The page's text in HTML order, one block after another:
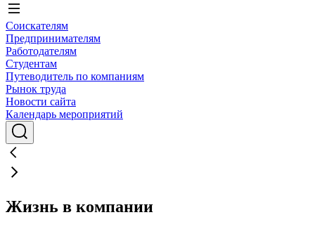
Соискателям
Предпринимателям
Работодателям
Студентам
Путеводитель по компаниям
Рынок труда
Новости сайта
Календарь мероприятий
Жизнь в компании